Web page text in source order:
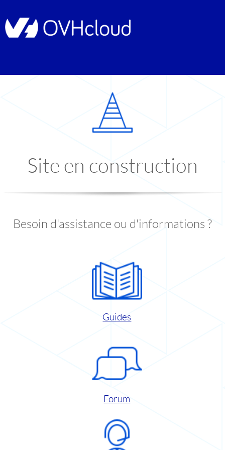
Site en construction
Besoin d'assistance ou d'informations ?
Guides
Forum